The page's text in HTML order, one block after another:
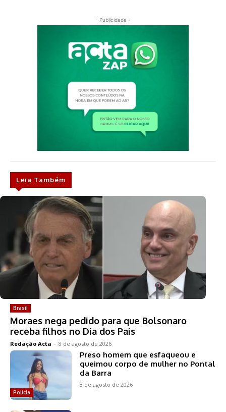
- Publicidade -
Leia Também
Brasil
Moraes nega pedido para que Bolsonaro
receba filhos no Dia dos Pais
Redação Acta - 8 de agosto de 2026
Polícia
Preso homem que esfaqueou e
queimou corpo de mulher no Pontal
da Barra
8 de agosto de 2026